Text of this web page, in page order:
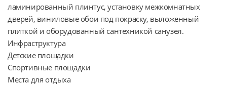
ламинированный плинтус, установку межкомнатных
дверей, виниловые обои под покраску, выложенный
плиткой и оборудованный сантехникой санузел.
Инфраструктура
Детские площадки
Спортивные площадки
Места для отдыха